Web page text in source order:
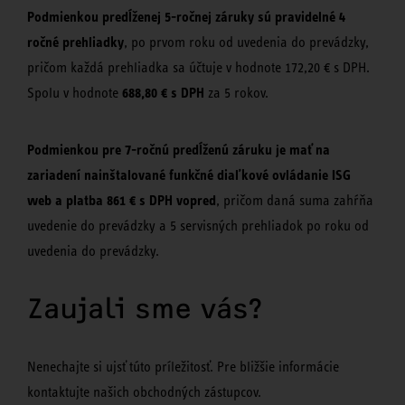
Podmienkou predĺženej 5-ročnej záruky sú pravidelné 4
ročné prehliadky, po prvom roku od uvedenia do prevádzky,
pričom každá prehliadka sa účtuje v hodnote 172,20 € s DPH.
Spolu v hodnote 688,80 € s DPH za 5 rokov.
Podmienkou pre 7-ročnú predĺženú záruku je mať na
zariadení nainštalované funkčné diaľkové ovládanie ISG
web a platba 861 € s DPH vopred, pričom daná suma zahŕňa
uvedenie do prevádzky a 5 servisných prehliadok po roku od
uvedenia do prevádzky.
Zaujali sme vás?
Nenechajte si ujsť túto príležitosť. Pre bližšie informácie
kontaktujte našich obchodných zástupcov.